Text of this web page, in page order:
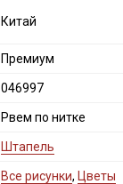
Китай
Премиум
046997
Рвем по нитке
Штапель
Все рисунки, Цветы